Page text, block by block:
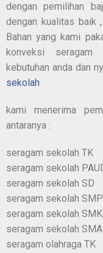
dengan pemilihan
dengan kualitas baik
Bahan yang kami
konveksi
kebutuhan anda dan
sekolah
kami menerima
antaranya :
seragam sekolah TK
seragam sekolah
seragam sekolah SD
seragam sekolah SMP
seragam sekolah SMK
seragam sekolah SMA
seragam olahraga TK